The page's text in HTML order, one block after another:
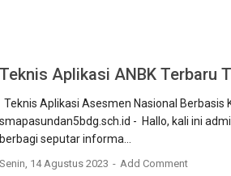
Teknis Aplikasi ANBK Terbaru
Teknis Aplikasi Asesmen Nasional Berbasis
smapasundan5bdg.sch.id - Hallo, kali ini
berbagi seputar informa...
Senin, 14 Agustus 2023 Add Comment